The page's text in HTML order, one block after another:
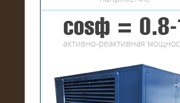
17.10.2016
Резистивный высоковольтный